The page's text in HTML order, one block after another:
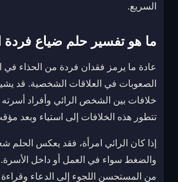
السريع.
ما هو تفسير حلم ضياع فردة
عادة ما يرمز فقدان فردة من الحذاء في
الصعوبات في العلاقات الشخصية. قد
خلافات بين الشخص الرائي وأفراد
تتطور هذه الخلافات إلى استياء وبعد
إذا كان الرائي امرأة، فقد يعكس الحلم
والضغط سواء في العمل أو داخل الأسرة.
من المستحسن اللجوء إلى الدعاء وقراءة